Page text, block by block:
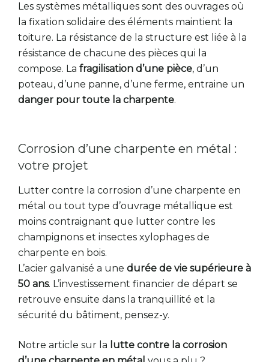
Les systèmes métalliques sont des ouvrages où
la fixation solidaire des éléments maintient la
toiture. La résistance de la structure est liée à la
résistance de chacune des pièces qui la
compose. La fragilisation d’une pièce, d’un
poteau, d’une panne, d’une ferme, entraine un
danger pour toute la charpente.
Corrosion d’une charpente en métal :
votre projet
Lutter contre la corrosion d’une charpente en
métal ou tout type d’ouvrage métallique est
moins contraignant que lutter contre les
champignons et insectes xylophages de
charpente en bois.
L’acier galvanisé a une durée de vie supérieure à
50 ans. L’investissement financier de départ se
retrouve ensuite dans la tranquillité et la
sécurité du bâtiment, pensez-y.
Notre article sur la lutte contre la corrosion